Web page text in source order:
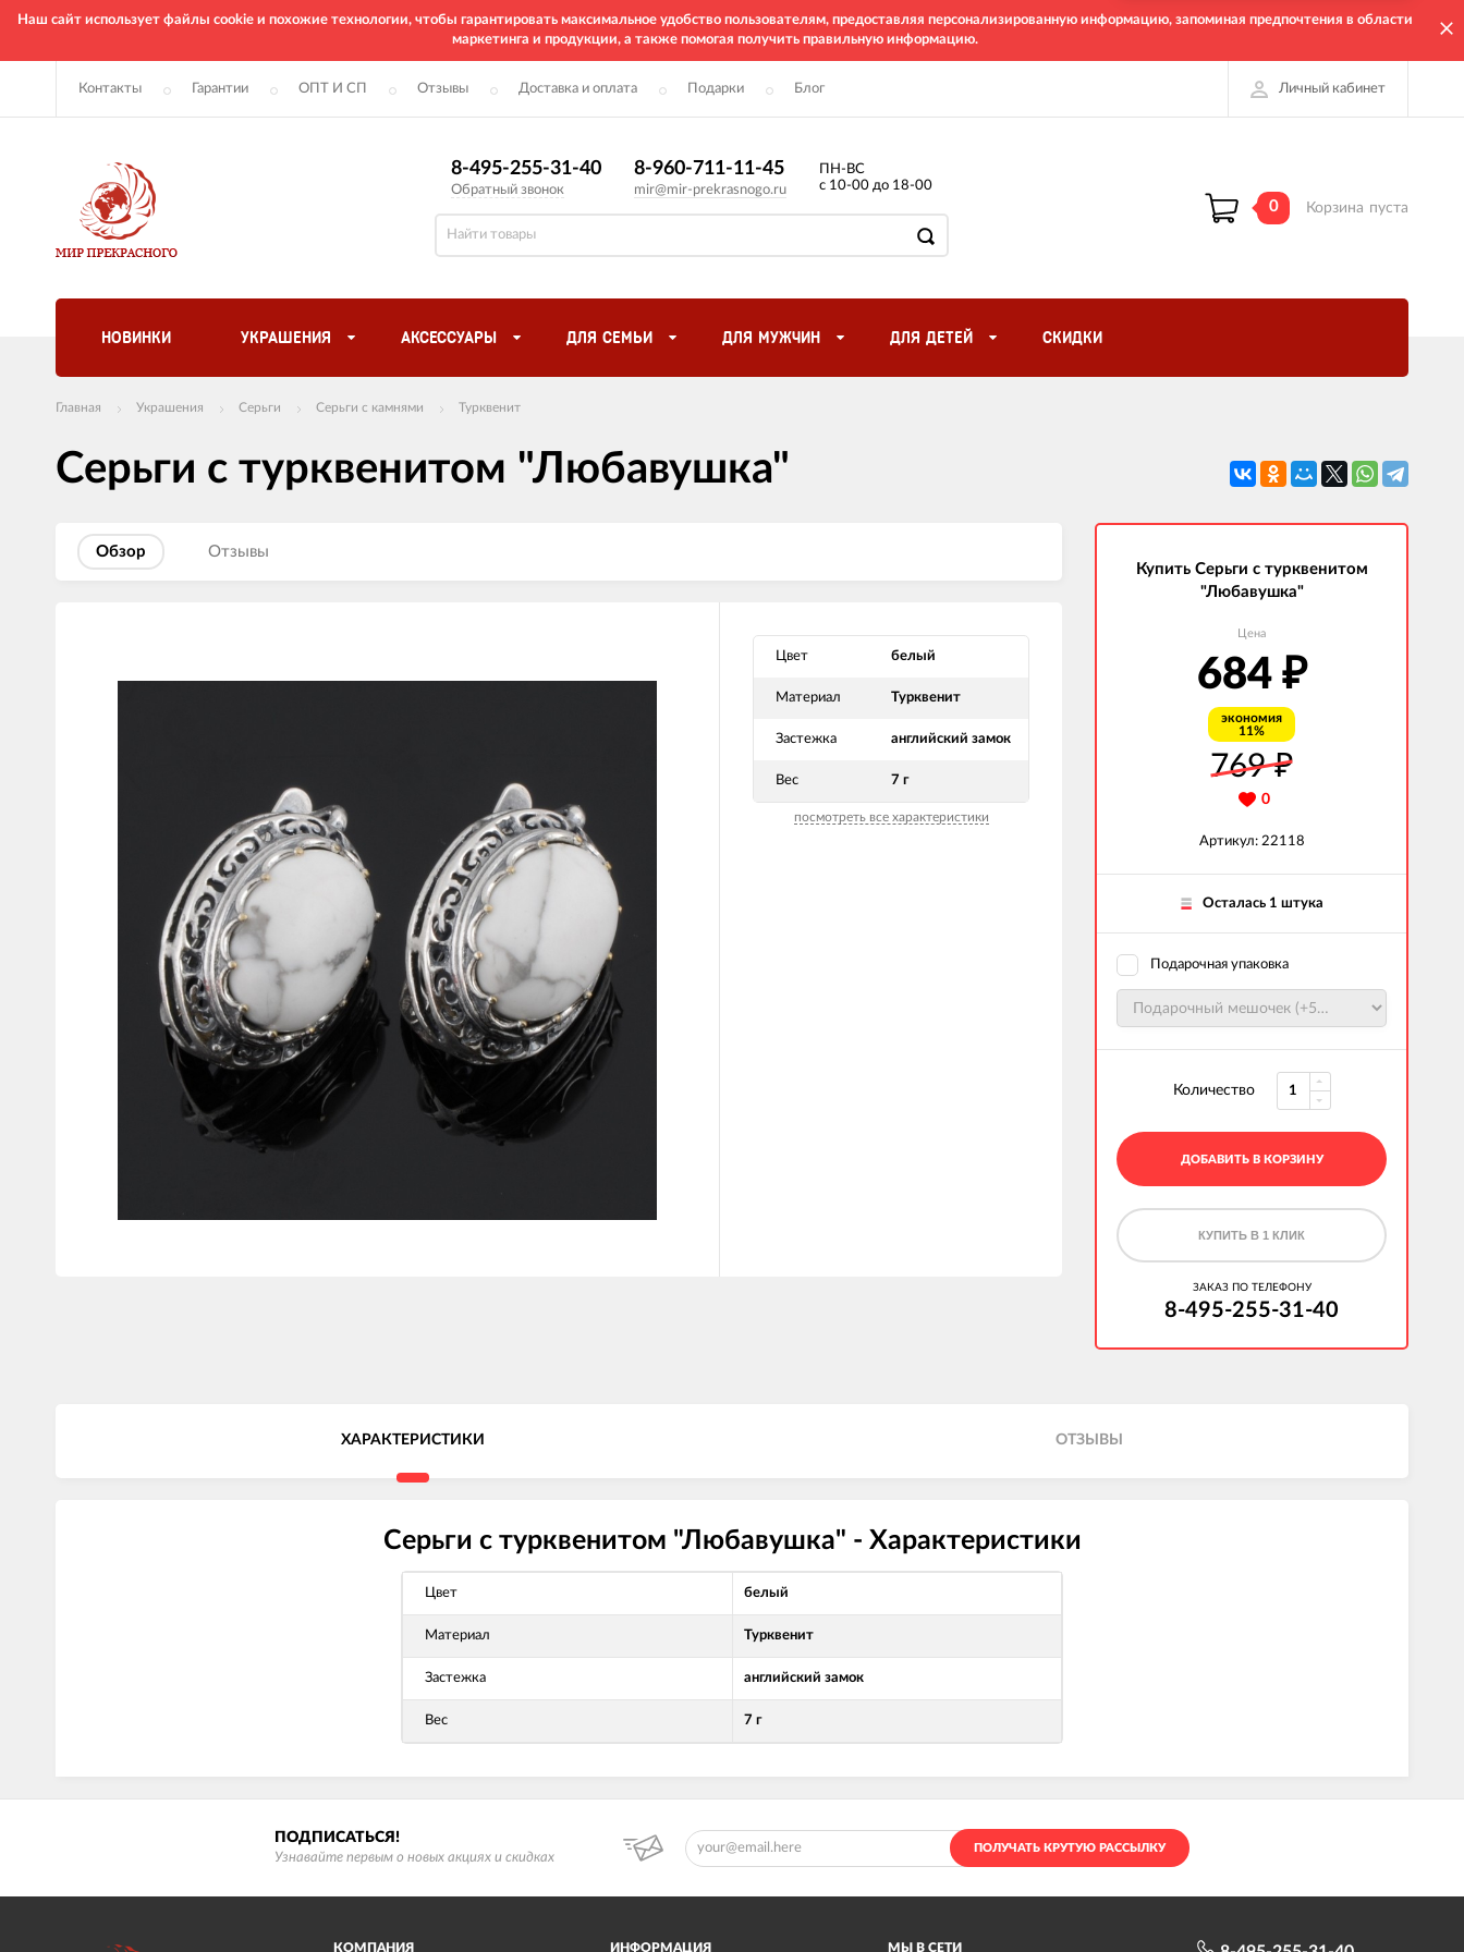
Наш сайт использует файлы cookie и похожие технологии, чтобы гарантировать максимальное удобство пользователям, предоставляя персонализированную информацию, запоминая предпочтения в области
маркетинга и продукции, а также помогая получить правильную информацию.
Контакты Гарантии ОПТ И СП Отзывы Доставка и оплата Подарки Блог Личный кабинет
8-495-255-31-40
Обратный звонок
8-960-711-11-45
mir@mir-prekrasnogo.ru
ПН-ВС
с 10-00 до 18-00
0 Корзина пуста
НОВИНКИ УКРАШЕНИЯ АКСЕССУАРЫ ДЛЯ СЕМЬИ ДЛЯ МУЖЧИН ДЛЯ ДЕТЕЙ СКИДКИ
Главная Украшения Серьги Серьги с камнями Турквенит
Серьги с турквенитом "Любавушка"
Обзор Отзывы
Цвет белый
Материал Турквенит
Застежка английский замок
Вес 7 г
посмотреть все характеристики
Купить Серьги с турквенитом
"Любавушка"
Цена
684 ₽
экономия
11%
769₽
0
Артикул: 22118
Осталась 1 штука
Подарочная упаковка
Количество
ДОБАВИТЬ В КОРЗИНУ
КУПИТЬ В 1 КЛИК
ЗАКАЗ ПО ТЕЛЕФОНУ
8-495-255-31-40
ХАРАКТЕРИСТИКИ ОТЗЫВЫ
Серьги с турквенитом "Любавушка" - Характеристики
Цвет белый
Материал Турквенит
Застежка английский замок
Вес 7 г
ПОДПИСАТЬСЯ!
Узнавайте первым о новых акциях и скидках
ПОЛУЧАТЬ КРУТУЮ РАССЫЛКУ
КОМПАНИЯ ИНФОРМАЦИЯ МЫ В СЕТИ